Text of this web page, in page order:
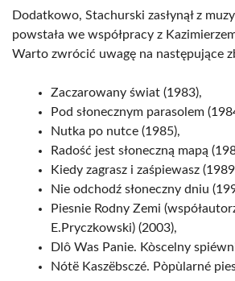
Dodatkowo, Stachurski zasłynął z
powstała we współpracy z
Warto zwrócić uwagę na następujące
Zaczarowany świat (1983),
Pod słonecznym parasolem
Nutka po nutce (1985),
Radość jest słoneczną mapą
Kiedy zagrasz i zaśpiewasz
Nie odchodź słoneczny dniu
Piesnie Rodny Zemi
E.Pryczkowski) (2003),
Dlô Was Panie. Kòscelny
Nótë Kaszëbsczé. Pòpùlarné